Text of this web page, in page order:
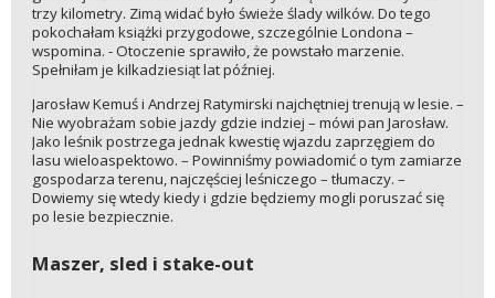
trzy kilometry. Zimą widać było świeże ślady wilków. Do tego
pokochałam książki przygodowe, szczególnie Londona –
wspomina. - Otoczenie sprawiło, że powstało marzenie.
Spełniłam je kilkadziesiąt lat później.
Jarosław Kemuś i Andrzej Ratymirski najchętniej trenują w lesie. –
Nie wyobrażam sobie jazdy gdzie indziej – mówi pan Jarosław.
Jako leśnik postrzega jednak kwestię wjazdu zaprzęgiem do
lasu wieloaspektowo. – Powinniśmy powiadomić o tym zamiarze
gospodarza terenu, najczęściej leśniczego – tłumaczy. –
Dowiemy się wtedy kiedy i gdzie będziemy mogli poruszać się
po lesie bezpiecznie.
Maszer, sled i stake-out